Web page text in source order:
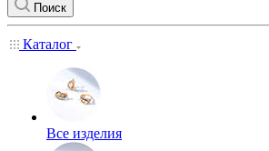
Поиск
Каталог
Все изделия